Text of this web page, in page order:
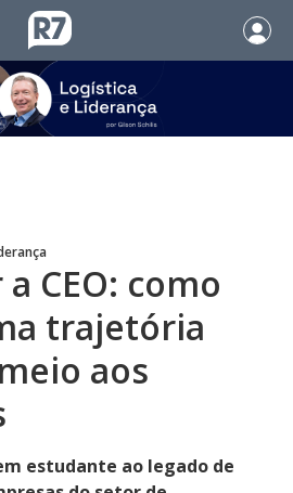
CEO: como
trajetória
aos
estudante ao legado de